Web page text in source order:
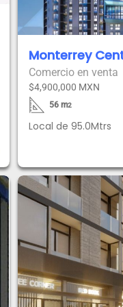
Monterrey
Comercio en venta
$4,900,000 MXN
56 m2
Local de 95.0Mtrs